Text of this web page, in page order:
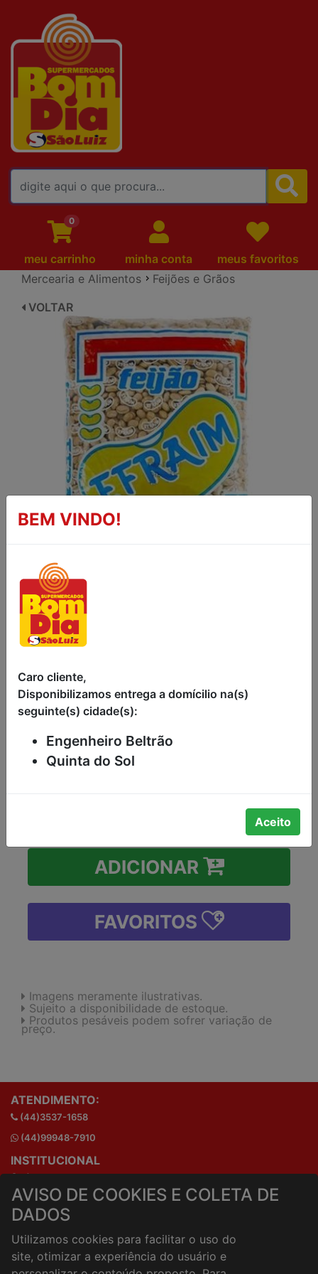
0
meu carrinho minha conta
meus favoritos
Mercearia e Alimentos
Feijões e Grãos
VOLTAR
FEIJÃO COMUM
CARIOCA TIPO 1
EFRAIM 1KG
FEIJÃO COMUM CARIOCA TIPO 1 DA
R$8,98
ADICIONAR
FAVORITOS
Imagens meramente ilustrativas.
Sujeito a disponibilidade de estoque.
Produtos pesáveis podem sofrer variação de
preço.
BEM VINDO!
Caro cliente,
Disponibilizamos entrega a domícilio na(s)
seguinte(s) cidade(s):
Engenheiro Beltrão
Quinta do Sol
Aceito
AVISO DE COOKIES E COLETA DE
DADOS
Utilizamos cookies para facilitar o uso do
site, otimizar a experiência do usuário e
ATENDIMENTO:
(44)3537-1658
(44)99948-7910
INSTITUCIONAL
Onde estamos
Horários de atendimento
HORÁRIOS E ENTREGA
Formas de Pagamento
Horários de Entrega
Taxa de entrega